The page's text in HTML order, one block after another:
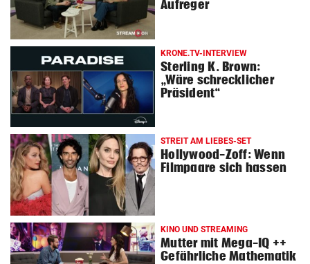
Aufreger
KRONE.TV-INTERVIEW
Sterling K. Brown:
„Wäre schrecklicher
Präsident“
STREIT AM LIEBES-SET
Hollywood-Zoff: Wenn
Filmpaare sich hassen
KINO UND STREAMING
Mutter mit Mega-IQ ++
Gefährliche Mathematik